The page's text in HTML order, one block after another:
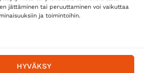
jättäminen tai peruuttaminen voi vaikuttaa
ja toimintoihin.
HYVÄKSY
erikoisalennuksia